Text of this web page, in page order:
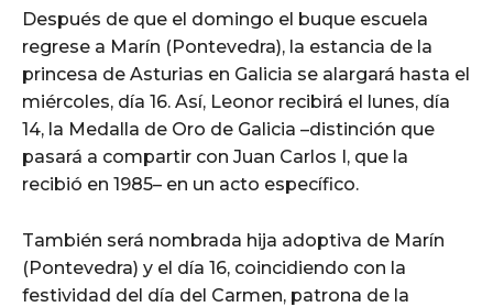
Después de que el domingo el buque escuela
regrese a Marín (Pontevedra), la estancia de la
princesa de Asturias en Galicia se alargará hasta el
miércoles, día 16. Así, Leonor recibirá el lunes, día
14, la Medalla de Oro de Galicia –distinción que
pasará a compartir con Juan Carlos I, que la
recibió en 1985– en un acto específico.
También será nombrada hija adoptiva de Marín
(Pontevedra) y el día 16, coincidiendo con la
festividad del día del Carmen, patrona de la